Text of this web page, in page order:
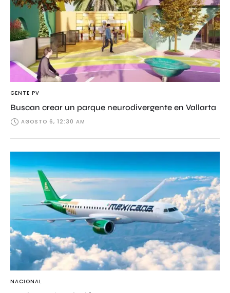
GENTE PV
Buscan crear un parque neurodivergente en Vallarta
AGOSTO 6, 12:30 AM
NACIONAL